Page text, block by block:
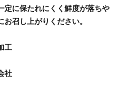
定に保たれにくく鮮度が落ちや
召し上がりください。
工
社